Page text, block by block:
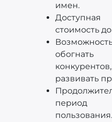
имен.
Доступная
стоимость
обогнать
конкурентов,
развивать
период
пользования.